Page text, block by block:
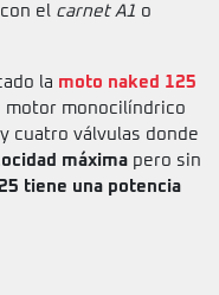
el carnet A1 o
la moto naked 125
motor monocilíndrico
cuatro válvulas donde
máxima pero sin
tiene una potencia